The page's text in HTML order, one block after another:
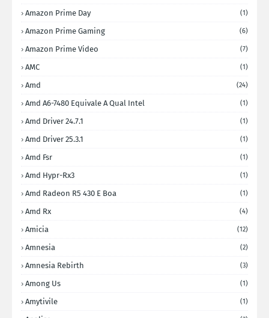
Amazon Prime Day (1)
Amazon Prime Gaming (6)
Amazon Prime Video (7)
AMC (1)
Amd (24)
Amd A6-7480 Equivale A Qual Intel (1)
Amd Driver 24.7.1 (1)
Amd Driver 25.3.1 (1)
Amd Fsr (1)
Amd Hypr-Rx3 (1)
Amd Radeon R5 430 E Boa (1)
Amd Rx (4)
Amicia (12)
Amnesia (2)
Amnesia Rebirth (3)
Among Us (1)
Amytivile (1)